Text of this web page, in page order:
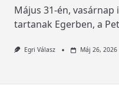
Május 31-én,
tartanak Egerben, a
Egri Válasz Máj 26, 2026